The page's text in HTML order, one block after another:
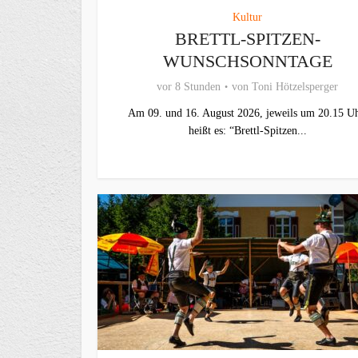
Kultur
BRETTL-SPITZEN-
WUNSCHSONNTAGE
vor 8 Stunden von Toni Hötzelsperger
Am 09. und 16. August 2026, jeweils um 20.15
heißt es: “Brettl-Spitzen...